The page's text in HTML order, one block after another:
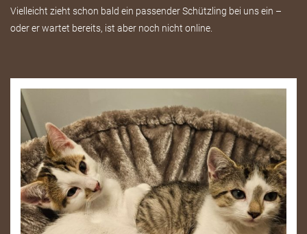
Vielleicht zieht schon bald ein passender Schützling bei uns ein –
oder er wartet bereits, ist aber noch nicht online.